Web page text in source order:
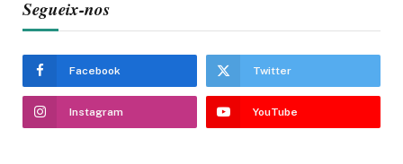
Segueix-nos
Facebook Twitter
Instagram YouTube